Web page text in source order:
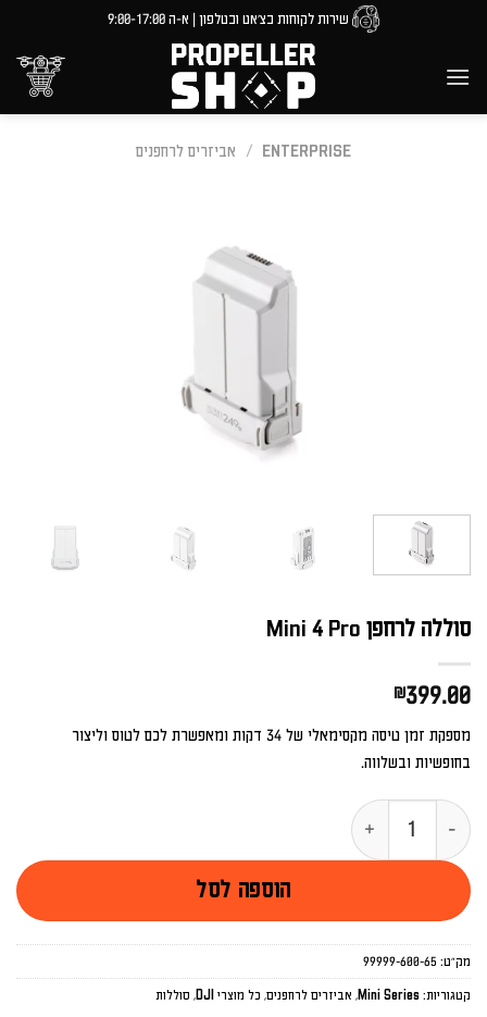
content
שירות לקוחות בצ'אט ובטלפון | א-ה 9:00-17:00
ENTERPRISE
/ אביזרים לרחפנים
סוללה לרחפן Mini 4 Pro
₪399.00
מספקת זמן טיסה מקסימאלי של 34 דקות ומאפשרת לכם לטוס וליצור
בחופשיות ובשלווה.
כמות של סוללה לרחפן Mini 4 Pro
הוספה לסל
מק"ט: 99999-600-65
קטגוריות: Mini Series
, אביזרים לרחפנים, כל מוצרי DJI , סוללות